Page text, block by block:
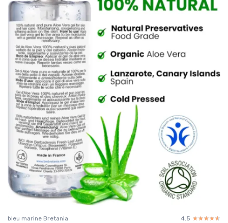
bleu marine Bretania 4.5 ☆☆☆☆☆
★★★★★